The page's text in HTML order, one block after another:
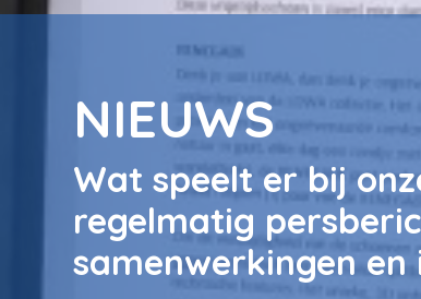
NIEUWS
Wat speelt er bij
regelmatig
samenwerkingen